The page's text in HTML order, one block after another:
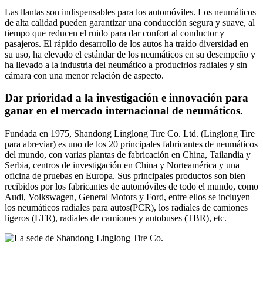
Las llantas son indispensables para los automóviles. Los neumáticos
de alta calidad pueden garantizar una conducción segura y suave, al
tiempo que reducen el ruido para dar confort al conductor y
pasajeros. El rápido desarrollo de los autos ha traído diversidad en
su uso, ha elevado el estándar de los neumáticos en su desempeño y
ha llevado a la industria del neumático a producirlos radiales y sin
cámara con una menor relación de aspecto.
Dar prioridad a la investigación e innovación para
ganar en el mercado internacional de neumáticos.
Fundada en 1975, Shandong Linglong Tire Co. Ltd. (Linglong Tire
para abreviar) es uno de los 20 principales fabricantes de neumáticos
del mundo, con varias plantas de fabricación en China, Tailandia y
Serbia, centros de investigación en China y Norteamérica y una
oficina de pruebas en Europa. Sus principales productos son bien
recibidos por los fabricantes de automóviles de todo el mundo, como
Audi, Volkswagen, General Motors y Ford, entre ellos se incluyen
los neumáticos radiales para autos(PCR), los radiales de camiones
ligeros (LTR), radiales de camiones y autobuses (TBR), etc.